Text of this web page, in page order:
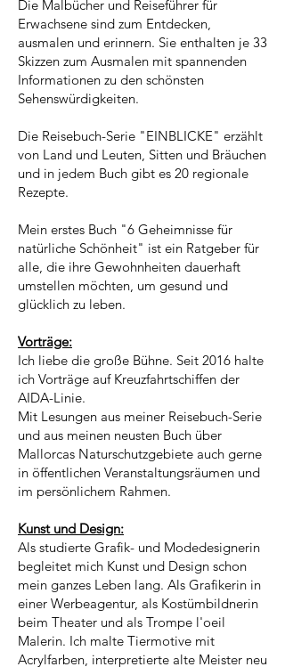
Die Malbücher und Reiseführer für
Erwachsene sind zum Entdecken,
ausmalen und erinnern. Sie enthalten je 33
Skizzen zum Ausmalen mit spannenden
Informationen zu den schönsten
Sehenswürdigkeiten.
Die Reisebuch-Serie "EINBLICKE" erzählt
von Land und Leuten, Sitten und Bräuchen
und in jedem Buch gibt es 20 regionale
Rezepte.
Mein erstes Buch "6 Geheimnisse für
natürliche Schönheit" ist ein Ratgeber für
alle, die ihre Gewohnheiten dauerhaft
umstellen möchten, um gesund und
glücklich zu leben.
Vorträge:
Ich liebe die große Bühne. Seit 2016 halte
ich Vorträge auf Kreuzfahrtschiffen der
AIDA-Linie.
Mit Lesungen aus meiner Reisebuch-Serie
und aus meinen neusten Buch über
Mallorcas Naturschutzgebiete auch gerne
in öffentlichen Veranstaltungsräumen und
im persönlichem Rahmen.
Kunst und Design:
Als studierte Grafik- und Modedesignerin
begleitet mich Kunst und Design schon
mein ganzes Leben lang. Als Grafikerin in
einer Werbeagentur, als Kostümbildnerin
beim Theater und als Trompe l'oeil
Malerin. Ich malte Tiermotive mit
Acrylfarben, interpretierte alte Meister neu